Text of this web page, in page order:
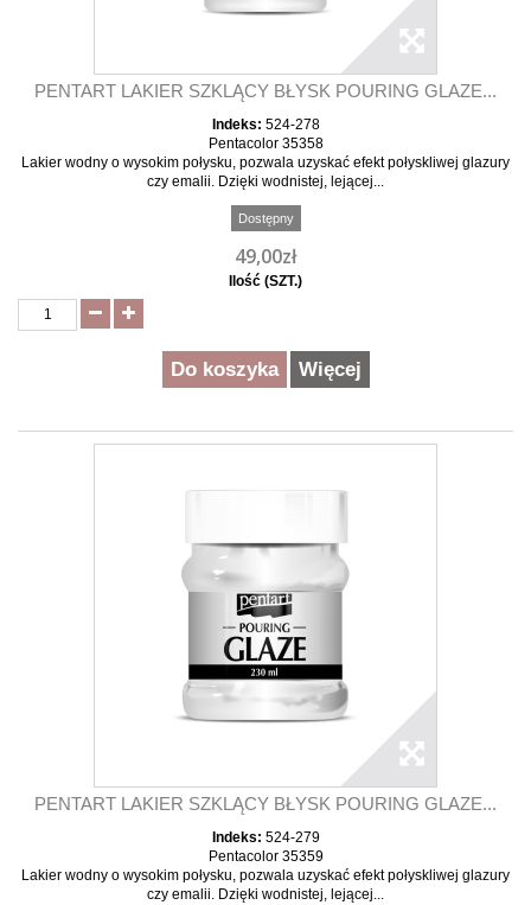
PENTART LAKIER SZKLĄCY BŁYSK POURING GLAZE...
Indeks: 524-278
Pentacolor 35358
Lakier wodny o wysokim połysku, pozwala uzyskać efekt połyskliwej glazury
czy emalii. Dzięki wodnistej, lejącej...
Dostępny
49,00zł
Ilość (SZT.)
Do koszyka Więcej
PENTART LAKIER SZKLĄCY BŁYSK POURING GLAZE...
Indeks: 524-279
Pentacolor 35359
Lakier wodny o wysokim połysku, pozwala uzyskać efekt połyskliwej glazury
czy emalii. Dzięki wodnistej, lejącej...